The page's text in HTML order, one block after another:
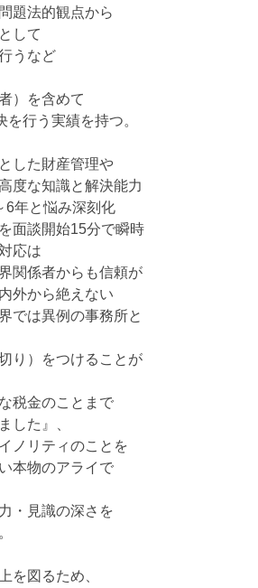
題法的観点から
して
うなど
）を含めて
行う実績を持つ。
した財産管理や
度な知識と解決能力
6年と悩み深刻化
面談開始15分で瞬時
応は
関係者からも信頼が
外から絶えない
では異例の事務所と
り）をつけることが
税金のことまで
した』、
ノリティのことを
本物のアライで
・見識の深さを
を図るため、